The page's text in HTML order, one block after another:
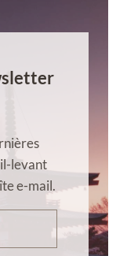
levant
e-mail.